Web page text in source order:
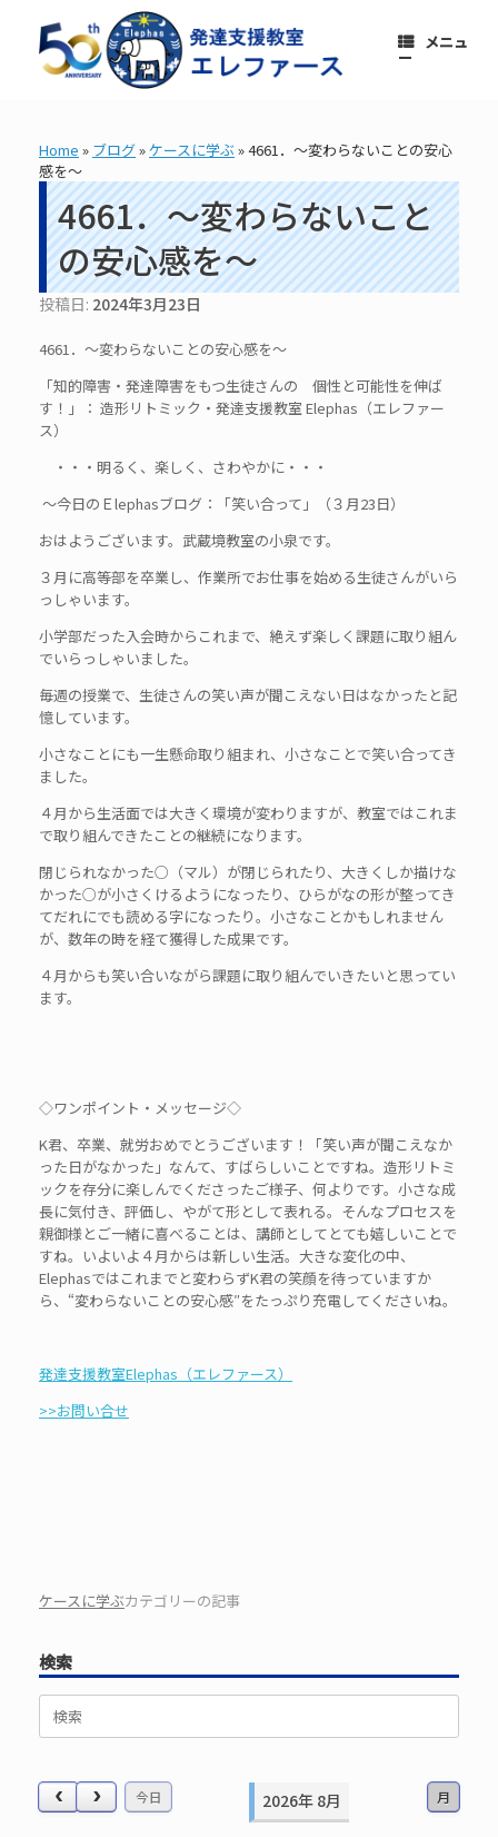
メニュ
ー
Home » ブログ»ケースに学ぶ »4661．～変わらないことの安心
感を～
4661．～変わらないこと
の安心感を～
投稿日: 2024年3月23日
4661．～変わらないことの安心感を～
「知的障害・発達障害をもつ生徒さんの 個性と可能性を伸ば
す！」： 造形リトミック・発達支援教室 Elephas（エレファー
ス）
・・・明るく、楽しく、さわやかに・・・
～今日のＥlephasブログ：「笑い合って」（３月23日）
おはようございます。武蔵境教室の小泉です。
３月に高等部を卒業し、作業所でお仕事を始める生徒さんがいら
っしゃいます。
小学部だった入会時からこれまで、絶えず楽しく課題に取り組ん
でいらっしゃいました。
毎週の授業で、生徒さんの笑い声が聞こえない日はなかったと記
憶しています。
小さなことにも一生懸命取り組まれ、小さなことで笑い合ってき
ました。
４月から生活面では大きく環境が変わりますが、教室ではこれま
で取り組んできたことの継続になります。
閉じられなかった○（マル）が閉じられたり、大きくしか描けな
かった○が小さくけるようになったり、ひらがなの形が整ってき
てだれにでも読める字になったり。小さなことかもしれません
が、数年の時を経て獲得した成果です。
４月からも笑い合いながら課題に取り組んでいきたいと思ってい
ます。
◇ワンポイント・メッセージ◇
K君、卒業、就労おめでとうございます！「笑い声が聞こえなか
った日がなかった」なんて、すばらしいことですね。造形リトミ
ックを存分に楽しんでくださったご様子、何よりです。小さな成
長に気付き、評価し、やがて形として表れる。そんなプロセスを
親御様とご一緒に喜べることは、講師としてとても嬉しいことで
すね。いよいよ４月からは新しい生活。大きな変化の中、
Elephasではこれまでと変わらずK君の笑顔を待っていますか
ら、“変わらないことの安心感″をたっぷり充電してくださいね。
発達支援教室Elephas（エレファース）
>>お問い合せ
ケースに学ぶカテゴリーの記事
検索
今日 月
2026年 8月